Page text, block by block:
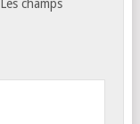
Les champs